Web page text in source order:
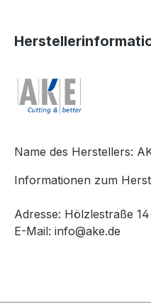
Name des Herstellers:
Informationen zum
Adresse: Hölzlestraße
E-Mail: info@ake.de